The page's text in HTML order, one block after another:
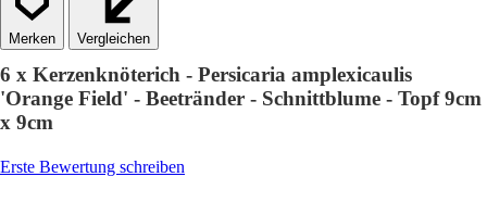
Vergleichen
6 x Kerzenknöterich - Persicaria amplexicaulis
'Orange Field' - Beetränder - Schnittblume - Topf 9cm
x 9cm
Erste Bewertung schreiben